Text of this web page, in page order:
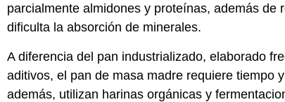
parcialmente almidones y proteínas, además de
dificulta la absorción de minerales.
A diferencia del pan industrializado, elaborado
aditivos, el pan de masa madre requiere tiempo
además, utilizan harinas orgánicas y